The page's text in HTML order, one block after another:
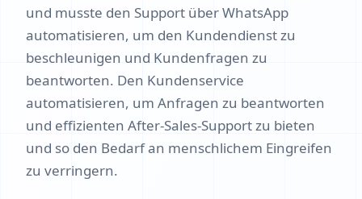
und musste den Support über WhatsApp
automatisieren, um den Kundendienst zu
beschleunigen und Kundenfragen zu
beantworten. Den Kundenservice
automatisieren, um Anfragen zu beantworten
und effizienten After-Sales-Support zu bieten
und so den Bedarf an menschlichem Eingreifen
zu verringern.